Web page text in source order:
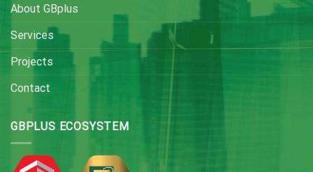
About GBplus
Services
Projects
Contact
GBPLUS ECOSYSTEM